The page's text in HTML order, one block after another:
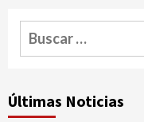
Buscar:
Últimas Noticias